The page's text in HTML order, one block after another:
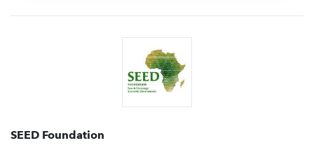
SEED Foundation